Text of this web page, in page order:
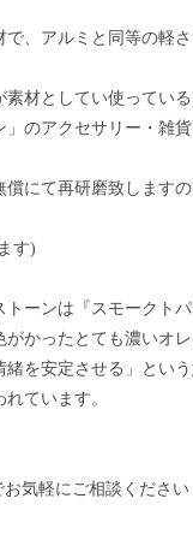
、アルミと同等の軽
材としてい使ってい
のアクセサリー・雑
にて再研磨致します
す)
ーンは『スモークト
かったとても濃いオレ
緒を安定させる」とい
ています。
気軽にご相談ください